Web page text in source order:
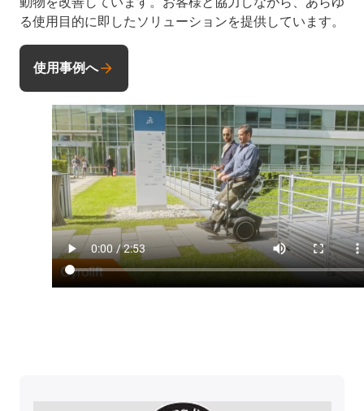
る使用目的に即したソリューションを提供しています。
使用事例へ